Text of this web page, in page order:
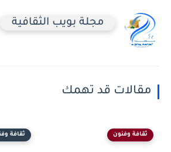
مجلة بويب الثقافية
مقالات قد تهمك
ثقافة وفنون ثقافة